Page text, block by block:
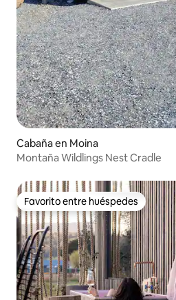
Cabaña en Moina
Montaña Wildlings Nest Cradle
Favorito entre huéspedes
Favorito entre huéspedes